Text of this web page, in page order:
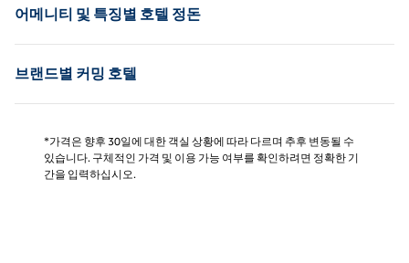
어메니티 및 특징별 호텔 정돈
브랜드별 커밍 호텔
*가격은 향후 30일에 대한 객실 상황에 따라 다르며 추후 변동될 수
있습니다. 구체적인 가격 및 이용 가능 여부를 확인하려면 정확한 기
간을 입력하십시오.